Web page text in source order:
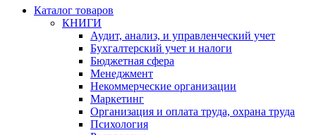
Каталог товаров
КНИГИ
Аудит, анализ, и управленческий учет
Бухгалтерский учет и налоги
Бюджетная сфера
Менеджмент
Некоммерческие организации
Маркетинг
Организация и оплата труда, охрана труда
Психология